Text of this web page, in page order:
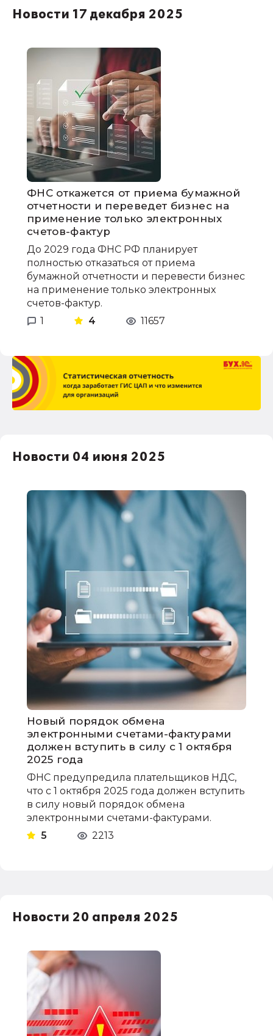
Новости 17 декабря 2025
ФНС откажется от приема бумажной
отчетности и переведет бизнес на
применение только электронных
счетов-фактур
До 2029 года ФНС РФ планирует
полностью отказаться от приема
бумажной отчетности и перевести бизнес
на применение только электронных
счетов-фактур.
1
4 11657
Новости 04 июня 2025
Новый порядок обмена
электронными счетами-фактурами
должен вступить в силу с 1 октября
2025 года
ФНС предупредила плательщиков НДС,
что с 1 октября 2025 года должен вступить
в силу новый порядок обмена
электронными счетами-фактурами.
5
2213
Новости 20 апреля 2025